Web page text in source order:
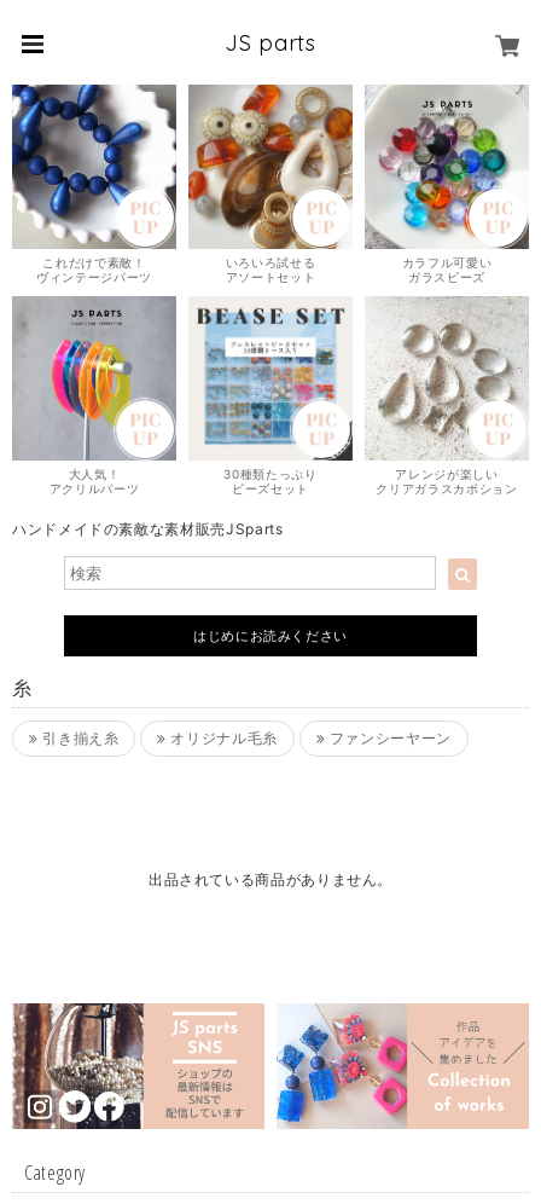
JS parts
これだけで素敵！
ヴィンテージパーツ
いろいろ試せる
アソートセット
カラフル可愛い
ガラスビーズ
大人気！
アクリルパーツ
30種類たっぷり
ビーズセット
アレンジが楽しい
クリアガラスカボション
ハンドメイドの素敵な素材販売JSparts
はじめにお読みください
糸
引き揃え糸 オリジナル毛糸 ファンシーヤーン
出品されている商品がありません。
Category